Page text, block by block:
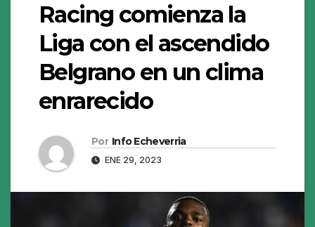
Racing comienza la
Liga con el ascendido
Belgrano en un clima
enrarecido
Por Info Echeverria
ENE 29, 2023